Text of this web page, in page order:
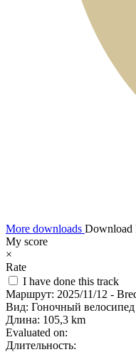
More downloads Download
My score
×
Rate
I have done this track
Маршрут: 2025/11/12 -
Вид: Гоночный велосипед
Длина: 105,3 km
Evaluated on:
Длительность: